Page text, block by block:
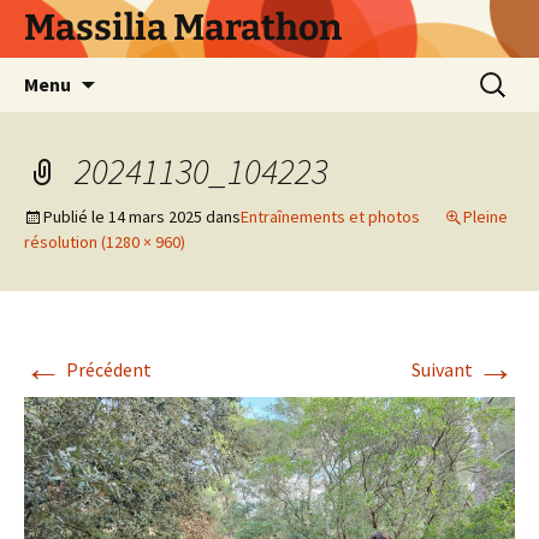
AllerMassilia Marathon
Menu
20241130_104223
Publié le 14 mars 2025 dansEntraînements et photos
Pleine
résolution (1280 × 960)
← Précédent Suivant →